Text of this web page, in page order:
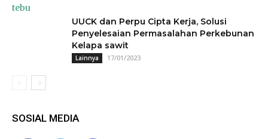
UUCK dan Perpu Cipta Kerja, Solusi
Penyelesaian Permasalahan Perkebunan
Kelapa sawit
Lainnya 17/01/2023
SOSIAL MEDIA